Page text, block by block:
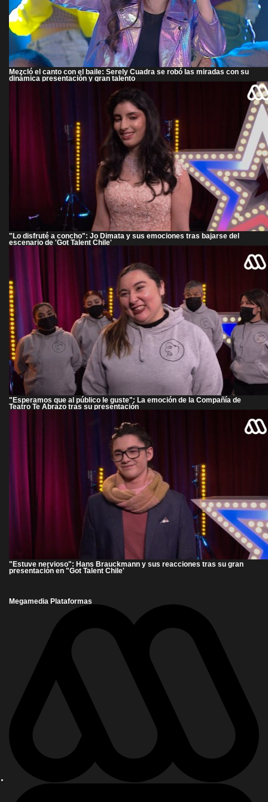
Mezcló el canto con el baile: Serely Cuadra se robó las miradas con su
dinámica presentación y gran talento
"Lo disfruté a concho": Jo Dimata y sus emociones tras bajarse del
escenario de 'Got Talent Chile'
"Esperamos que al público le guste": La emoción de la Compañía de
Teatro Te Abrazo tras su presentación
"Estuve nervioso": Hans Brauckmann y sus reacciones tras su gran
presentación en "Got Talent Chile'
Megamedia Plataformas